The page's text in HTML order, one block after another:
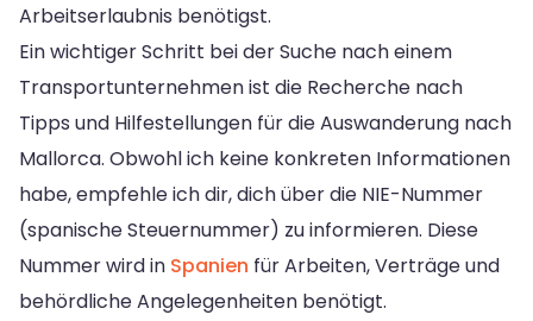
Arbeitserlaubnis benötigst.
Ein wichtiger Schritt bei der Suche nach einem
Transportunternehmen ist die Recherche nach
Tipps und Hilfestellungen für die Auswanderung nach
Mallorca. Obwohl ich keine konkreten Informationen
habe, empfehle ich dir, dich über die NIE-Nummer
(spanische Steuernummer) zu informieren. Diese
Nummer wird in Spanien für Arbeiten, Verträge und
behördliche Angelegenheiten benötigt.